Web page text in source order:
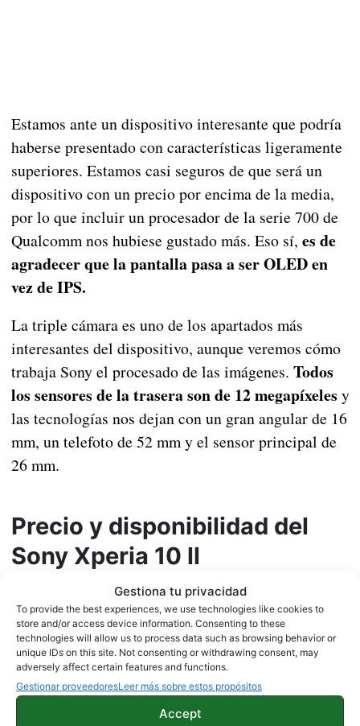
Gestiona tu privacidad
To provide the best experiences, we use technologies like cookies to
store and/or access device information. Consenting to these
technologies will allow us to process data such as browsing behavior or
unique IDs on this site. Not consenting or withdrawing consent, may
adversely affect certain features and functions.
Gestionar proveedoresLeer más sobre estos propósitos
Accept
Estamos ante un dispositivo interesante que podría
haberse presentado con características ligeramente
superiores. Estamos casi seguros de que será un
dispositivo con un precio por encima de la media,
por lo que incluir un procesador de la serie 700 de
Qualcomm nos hubiese gustado más. Eso sí, es de
agradecer que la pantalla pasa a ser OLED en
vez de IPS.
La triple cámara es uno de los apartados más
interesantes del dispositivo, aunque veremos cómo
trabaja Sony el procesado de las imágenes. Todos
los sensores de la trasera son de 12 megapíxeles y
las tecnologías nos dejan con un gran angular de 16
mm, un telefoto de 52 mm y el sensor principal de
26 mm.
Precio y disponibilidad del
Sony Xperia 10 ll
Este dispositivo acaba de ser anunciado por la
compañía yno tiene fecha de salida oficial o
precio confirmado. Se espera que hasta dentro de
varias semanas no esté disponible en los
principales mercados, por lo que habrá que esperar
para conocer estos detalles.